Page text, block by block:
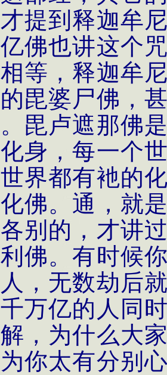
提到释迦牟
佛也讲这个
等，释迦牟
毘婆尸佛，
毘卢遮那佛
身，每一个
界都有衪的
佛。通，就
别的，才讲
佛。有时候
，无数劫后
万亿的人同
，为什么大
你太有分别